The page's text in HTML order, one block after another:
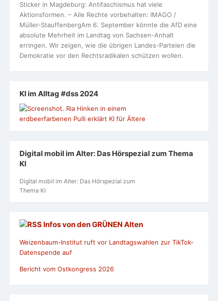
Sticker in Magdeburg: Antifaschismus hat viele
Aktionsformen. – Alle Rechte vorbehalten: IMAGO /
Müller-StauffenbergAm 6. September könnte die AfD eine
absolute Mehrheit im Landtag von Sachsen-Anhalt
erringen. Wir zeigen, wie die übrigen Landes-Parteien die
Demokratie vor den Rechtsradikalen schützen wollen.
KI im Alltag #dss 2024
Digital mobil im Alter: Das Hörspezial zum Thema
KI
Digital mobil im Alter: Das Hörspezial zum
Thema KI
Infos von den GRÜNEN Alten
Weizenbaum-Institut ruft vor Landtagswahlen zur TikTok-
Datenspende auf
Bericht vom Ostkongress 2026